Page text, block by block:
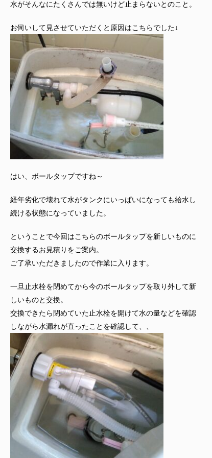
水がそんなにたくさんでは無いけど止まらないとのこと。
お伺いして見させていただくと原因はこちらでした↓
はい、ボールタップですね～
経年劣化で壊れて水がタンクにいっぱいになっても給水し
続ける状態になっていました。
ということで今回はこちらのボールタップを新しいものに
交換するお見積りをご案内。
ご了承いただきましたので作業に入ります。
一旦止水栓を閉めてから今のボールタップを取り外して新
しいものと交換。
交換できたら閉めていた止水栓を開けて水の量などを確認
しながら水漏れが直ったことを確認して、、